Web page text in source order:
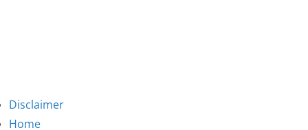
Disclaimer
Home